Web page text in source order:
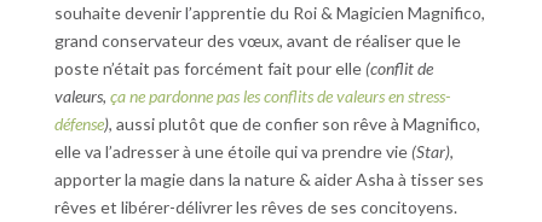
souhaite devenir l’apprentie du Roi & Magicien Magnifico,
grand conservateur des vœux, avant de réaliser que le
poste n’était pas forcément fait pour elle (conflit de
valeurs, ça ne pardonne pas les conflits de valeurs en stress-
défense), aussi plutôt que de confier son rêve à Magnifico,
elle va l’adresser à une étoile qui va prendre vie (Star),
apporter la magie dans la nature & aider Asha à tisser ses
rêves et libérer-délivrer les rêves de ses concitoyens.